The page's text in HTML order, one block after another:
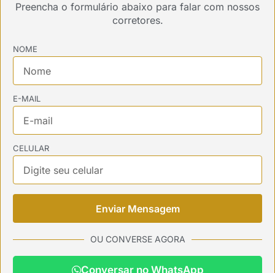
Preencha o formulário abaixo para falar com nossos
corretores.
NOME
E-MAIL
CELULAR
Enviar Mensagem
OU CONVERSE AGORA
Conversar no WhatsApp